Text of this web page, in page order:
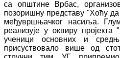
са општине Врбас,
позоришну представу "Хоћу
међувршњачког насиља.
реализује у оквиру
ученици основних и
присуствовало више од